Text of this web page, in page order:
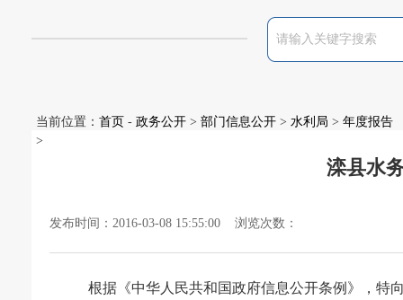
当前位置： 首页 - 政务公开 > 部门信息公开 > 水利局 > 年度报告
>
滦县水
发布时间：2016-03-08 15:55:00 浏览次数：
根据《中华人民共和国政府信息公开条例》，特